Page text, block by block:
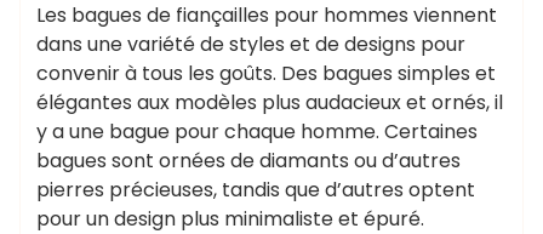
Les bagues de fiançailles pour hommes viennent
dans une variété de styles et de designs pour
convenir à tous les goûts. Des bagues simples et
élégantes aux modèles plus audacieux et ornés, il
y a une bague pour chaque homme. Certaines
bagues sont ornées de diamants ou d’autres
pierres précieuses, tandis que d’autres optent
pour un design plus minimaliste et épuré.